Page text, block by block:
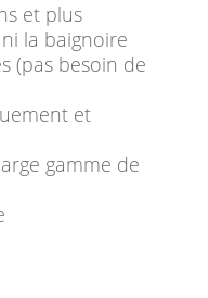
et plus
la baignoire
(pas besoin de
et
gamme de